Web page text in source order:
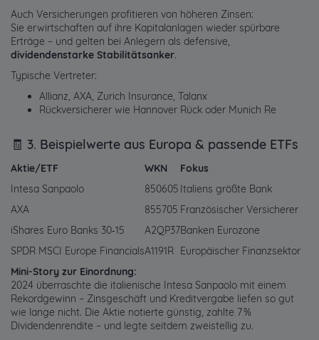
Auch Versicherungen profitieren von höheren Zinsen:
Sie erwirtschaften auf ihre Kapitalanlagen wieder spürbare
Erträge – und gelten bei Anlegern als defensive,
dividendenstarke Stabilitätsanker.
Typische Vertreter:
Allianz, AXA, Zurich Insurance, Talanx
Rückversicherer wie Hannover Rück oder Munich Re
🧾 3. Beispielwerte aus Europa & passende ETFs
Aktie/ETF WKN
Fokus
Intesa Sanpaolo
850605 Italiens größte Bank
AXA
855705 Französischer Versicherer
iShares Euro Banks 30‑15
A2QP37Banken Eurozone
SPDR MSCI Europe FinancialsA1191R
Europäischer Finanzsektor
Mini-Story zur Einordnung:
2024 überraschte die italienische Intesa Sanpaolo mit einem
Rekordgewinn – Zinsgeschäft und Kreditvergabe liefen so gut
wie lange nicht. Die Aktie notierte günstig, zahlte 7 %
Dividendenrendite – und legte seitdem zweistellig zu.